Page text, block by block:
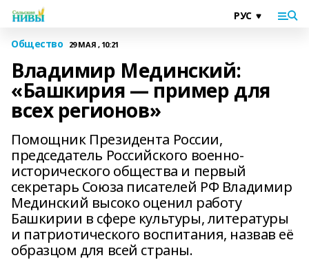
Общество 29 МАЯ , 10:21
Владимир Мединский:
«Башкирия — пример для
всех регионов»
Помощник Президента России,
председатель Российского военно-
исторического общества и первый
секретарь Союза писателей РФ Владимир
Мединский высоко оценил работу
Башкирии в сфере культуры, литературы
и патриотического воспитания, назвав её
образцом для всей страны.